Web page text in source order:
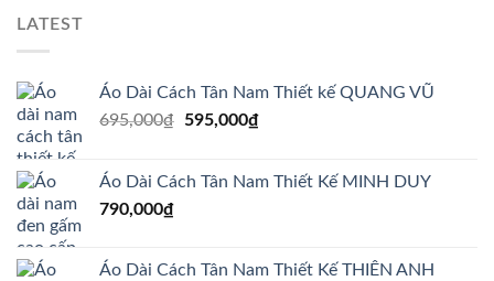
LATEST
Áo Dài Cách Tân Nam Thiết kế QUANG VŨ
695,000₫
Giá
695,000₫.
595,000₫Giá
là:
Áo Dài Cách Tân Nam Thiết Kế MINH DUY
790,000₫
Áo Dài Cách Tân Nam Thiết Kế THIÊN ANH